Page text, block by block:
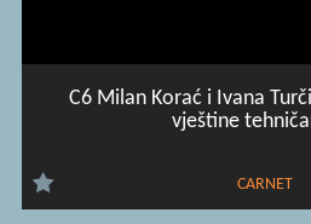
C6 Milan Korać i Ivana
vještine
CARNET